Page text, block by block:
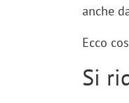
anche
Ecco
Si